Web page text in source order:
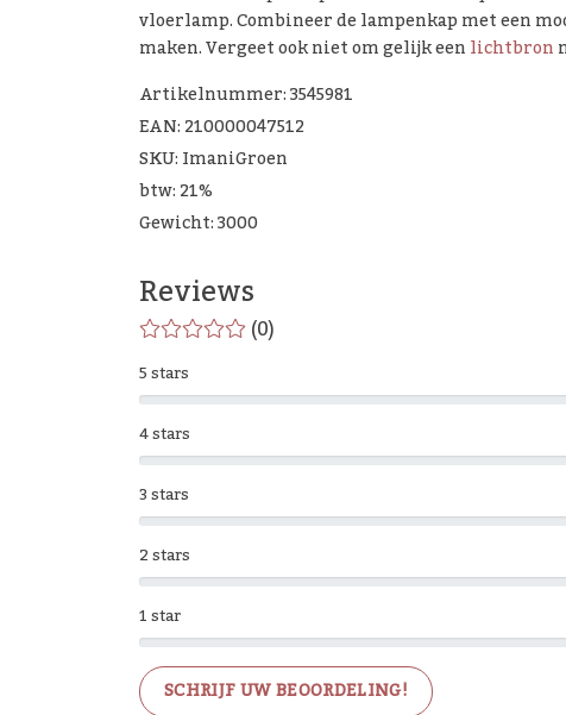
vloerlamp. Combineer de lampenkap met een
maken. Vergeet ook niet om gelijk eenlichtbron
Artikelnummer: 3545981
EAN: 210000047512
SKU: ImaniGroen
btw: 21%
Gewicht: 3000
Reviews
(0)
1 star
2 stars
3 stars
4 stars
5 stars
SCHRIJF UW BEOORDELING!